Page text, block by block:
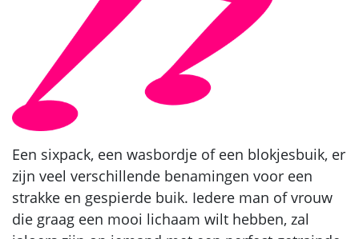
Een sixpack, een wasbordje of een blokjesbuik, er
zijn veel verschillende benamingen voor een
strakke en gespierde buik. Iedere man of vrouw
die graag een mooi lichaam wilt hebben, zal